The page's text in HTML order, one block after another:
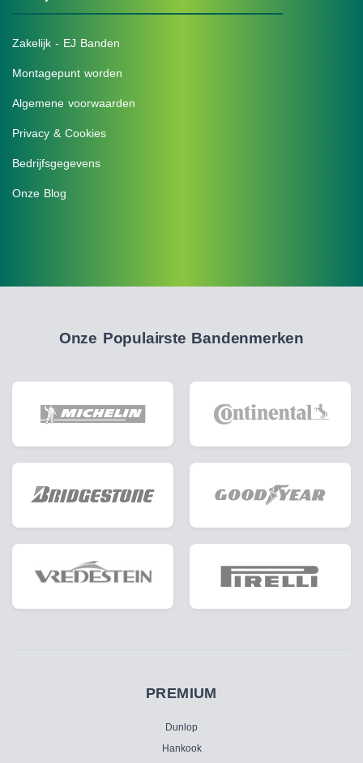
Zakelijk - EJ Banden
Montagepunt worden
Algemene voorwaarden
Privacy & Cookies
Bedrijfsgegevens
Onze Blog
Onze Populairste Bandenmerken
PREMIUM
Dunlop
Hankook